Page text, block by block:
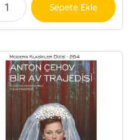
Sepete Ekle